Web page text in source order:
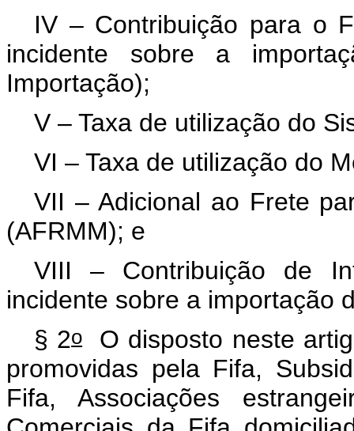
IV – Contribuição para o
incidente sobre a
Importação);
V – Taxa de utilização do
VI – Taxa de utilização do
VII – Adicional ao Frete
(AFRMM); e
VIII – Contribuição de
incidente sobre a importação
§ 2oO disposto neste
promovidas pela Fifa,
Fifa, Associações